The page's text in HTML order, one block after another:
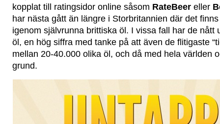
kopplat till ratingsidor online såsom RateBeer eller
har nästa gått än längre i Storbritannien där det
igenom självrunna brittiska öl. I vissa fall har de nått
öl, en hög siffra med tanke på att även de flitigaste
mellan 20-40.000 olika öl, och då med hela världen
grund.